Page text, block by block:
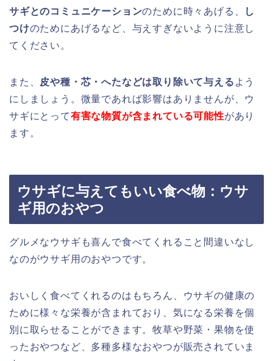
サギとのコミュニケーションのために時々あげる、
し
つけのためにあげるなど、与えすぎないように注意し
てください。
また、 皮や種・芯・へたなどは取り除いて与える よう
にしましょう。微量であれば影響はありませんが、ウ
サギにとって有害な物質が含まれている可能性があり
ます。
ウサギに与えてもいい食べ物：ウサ
ギ用のおやつ
グルメなウサギも喜んで食べてくれること間違いなし
なのがウサギ用のおやつです。
おいしく食べてくれるのはもちろん、ウサギの健康の
ために様々な栄養が含まれており、気になる栄養を個
別に取らせることができます。牧草や野菜・果物を使
ったおやつなど、多種多様なおやつが販売されていま